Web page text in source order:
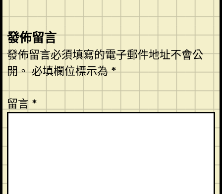
發佈留言
發佈留言必須填寫的電子郵件地址不會公
開。必填欄位標示為*
留言 *